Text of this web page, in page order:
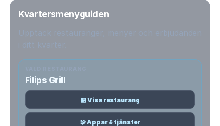
Kvartersmenyguiden
Filips Grill
🏪 Visa restaurang
🧩 Appar & tjänster